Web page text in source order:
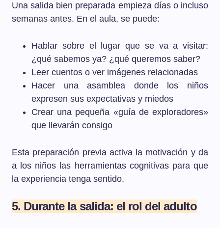
Una salida bien preparada empieza días o incluso
semanas antes. En el aula, se puede:
Hablar sobre el lugar que se va a visitar:
¿qué sabemos ya? ¿qué queremos saber?
Leer cuentos o ver imágenes relacionadas
Hacer una asamblea donde los niños
expresen sus expectativas y miedos
Crear una pequeña «guía de exploradores»
que llevarán consigo
Esta preparación previa activa la motivación y da
a los niños las herramientas cognitivas para que
la experiencia tenga sentido.
5. Durante la salida: el rol del adulto